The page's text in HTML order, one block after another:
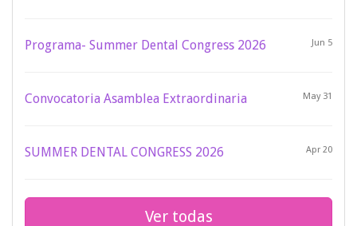
Jun 5
Programa- Summer Dental Congress 2026
May 31
Convocatoria Asamblea Extraordinaria
Apr 20
SUMMER DENTAL CONGRESS 2026
Ver todas